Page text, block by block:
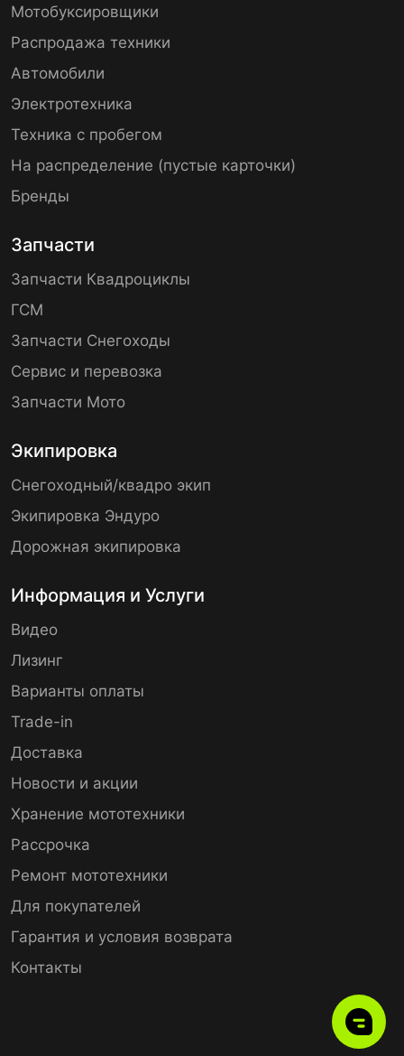
Мотобуксировщики
Распродажа техники
Автомобили
Электротехника
Техника с пробегом
На распределение (пустые карточки)
Бренды
Запчасти
Запчасти Квадроциклы
ГСМ
Запчасти Снегоходы
Сервис и перевозка
Запчасти Мото
Экипировка
Снегоходный/квадро экип
Экипировка Эндуро
Дорожная экипировка
Информация и Услуги
Видео
Лизинг
Варианты оплаты
Trade-in
Доставка
Новости и акции
Хранение мототехники
Рассрочка
Ремонт мототехники
Для покупателей
Гарантия и условия возврата
Контакты